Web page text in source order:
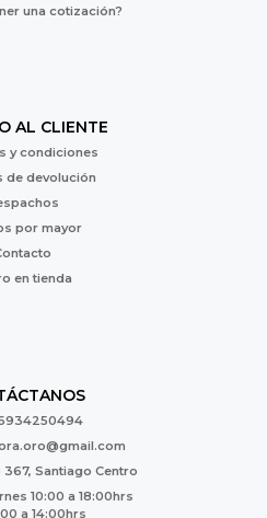
una cotización?
AL CLIENTE
y condiciones
de devolución
por mayor
en tienda
Santiago Centro
10:00 a 18:00hrs
a 14:00hrs